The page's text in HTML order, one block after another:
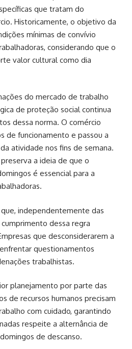
que tratam do
Historicamente, o objetivo da
mínimas de convívio
considerando que o
valor cultural como dia
do mercado de trabalho
de proteção social continua
dessa norma. O comércio
de funcionamento e passou a
atividade nos fins de semana.
a ideia de que o
é essencial para a
independentemente das
dessa regra
que desconsiderarem a
questionamentos
trabalhistas.
planejamento por parte das
de recursos humanos precisam
com cuidado, garantindo
respeite a alternância de
de descanso.